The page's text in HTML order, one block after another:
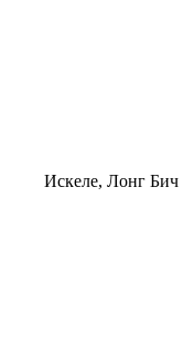
Искеле, Лонг Бич